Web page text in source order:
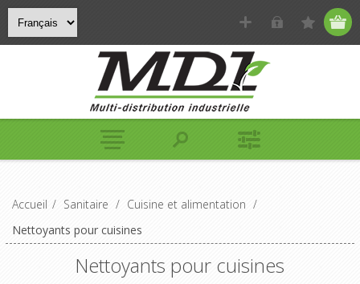
Accueil / Sanitaire / Cuisine et alimentation /
Nettoyants pour cuisines
Nettoyants pour cuisines